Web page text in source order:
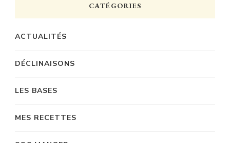
CATÉGORIES
ACTUALITÉS
DÉCLINAISONS
LES BASES
MES RECETTES